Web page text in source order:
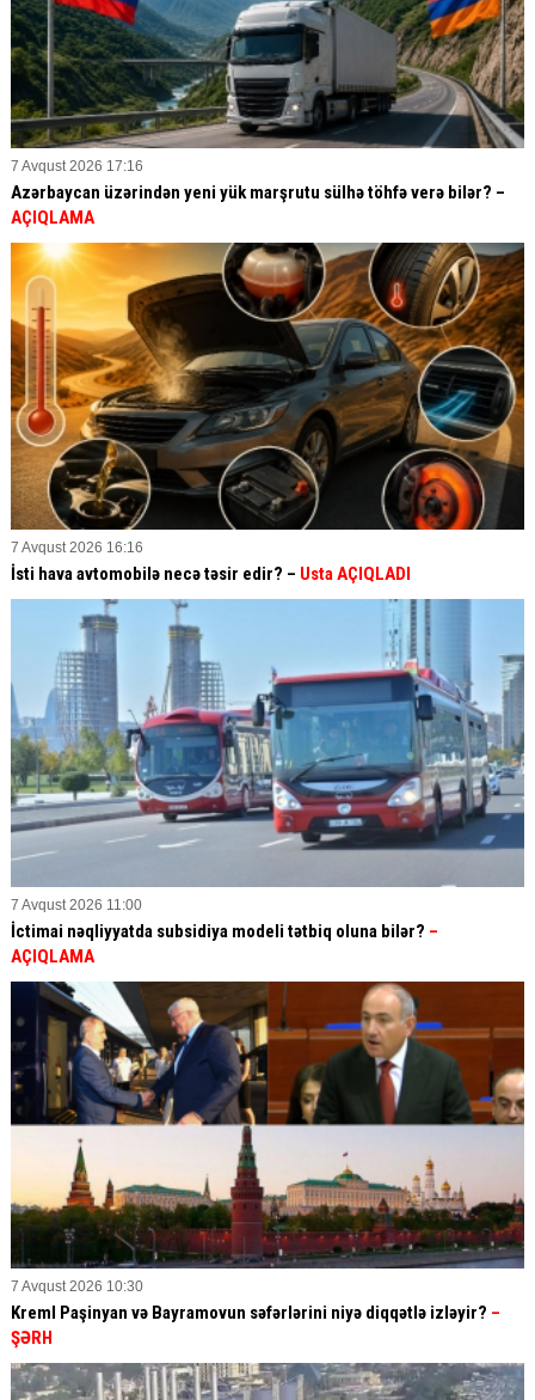
7 Avqust 2026 17:16
Azərbaycan üzərindən yeni yük marşrutu sülhə töhfə verə bilər? –
AÇIQLAMA
7 Avqust 2026 16:16
İsti hava avtomobilə necə təsir edir? – Usta AÇIQLADI
7 Avqust 2026 11:00
İctimai nəqliyyatda subsidiya modeli tətbiq oluna bilər? –
AÇIQLAMA
7 Avqust 2026 10:30
Kreml Paşinyan və Bayramovun səfərlərini niyə diqqətlə izləyir? –
ŞƏRH